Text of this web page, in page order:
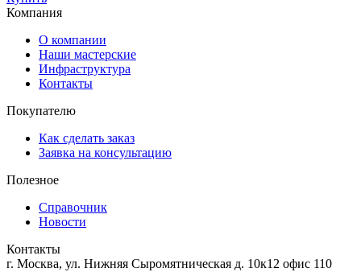
Компания
О компании
Наши мастерские
Инфраструктура
Контакты
Покупателю
Как сделать заказ
Заявка на консультацию
Полезное
Справочник
Новости
Контакты
г. Москва, ул. Нижняя Сыромятническая д. 10к12 офис 110